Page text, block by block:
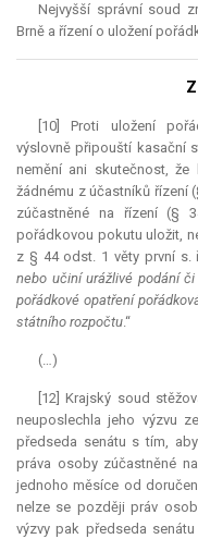
Nejvyšší správní soud
Brně a řízení o uložení
[10] Proti uložení
výslovně připouští kasační
nemění ani skutečnost, že
žádnému z účastníků řízení
zúčastněné na řízení (§
pořádkovou pokutu uložit,
z § 44 odst. 1 věty první s.
nebo učiní urážlivé podání
pořádkové opatření
státního rozpočtu.“
(…)
[12] Krajský soud
neuposlechla jeho výzvu
předseda senátu s tím,
práva osoby zúčastněné
jednoho měsíce od
nelze se později práv
výzvy pak předseda senátu